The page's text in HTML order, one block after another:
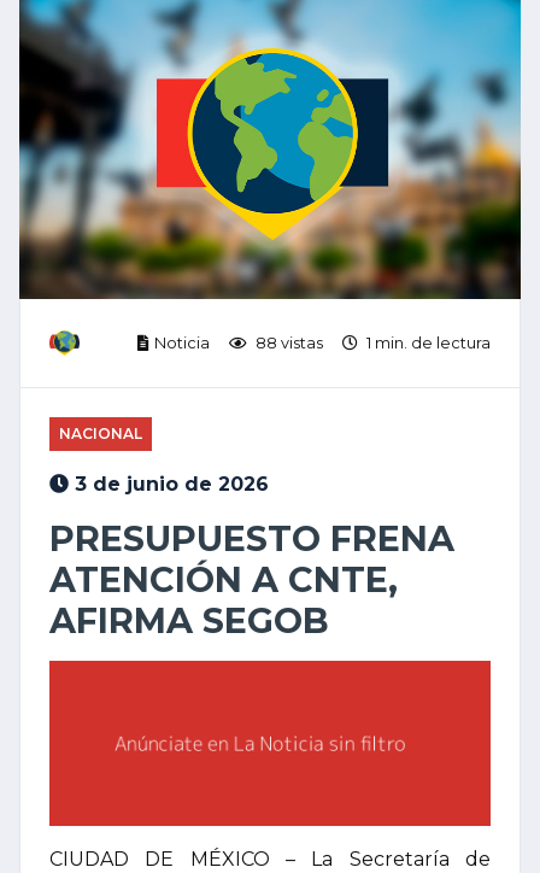
Noticia 88 vistas 1 min. de lectura
NACIONAL
3 de junio de 2026
PRESUPUESTO FRENA
ATENCIÓN A CNTE,
AFIRMA SEGOB
CIUDAD DE MÉXICO – La Secretaría de